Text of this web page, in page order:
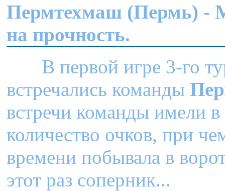
Пермтехмаш (Пермь) -
на прочность.
В первой игре 3-го
встречались команды
встречи команды имели в
количество очков, при
времени побывала в
этот раз соперник...